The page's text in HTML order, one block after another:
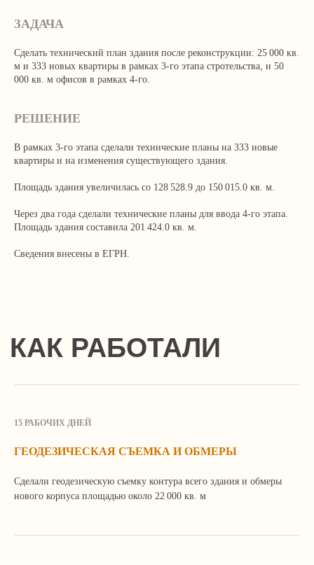
Продолжая просмотр сайта, вы соглашаетесь
средств и инструментов интернет-статистики
и настройки.
ЗАДАЧА
Сделать технический план здания после реконструкции: 25 000 кв.
м и 333 новых квартиры в рамках 3-го этапа стротельства, и 50
000 кв. м офисов в рамках 4-го.
РЕШЕНИЕ
В рамках 3-го этапа сделали технические планы на 333 новые
квартиры и на изменения существующего здания.
Площадь здания увеличилась со 128 528.9 до 150 015.0 кв. м.
Через два года сделали технические планы для ввода 4-го этапа.
Площадь здания составила 201 424.0 кв. м.
Сведения внесены в ЕГРН.
15 РАБОЧИХ ДНЕЙ
ГЕОДЕЗИЧЕСКАЯ СЪЕМКА И ОБМЕРЫ
Сделали геодезическую съемку контура всего здания и обмеры
нового корпуса площадью около 22 000 кв. м